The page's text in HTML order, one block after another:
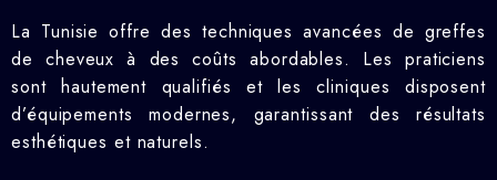
La Tunisie offre des techniques avancées de greffes
de cheveux à des coûts abordables. Les praticiens
sont hautement qualifiés et les cliniques disposent
d’équipements modernes, garantissant des résultats
esthétiques et naturels.